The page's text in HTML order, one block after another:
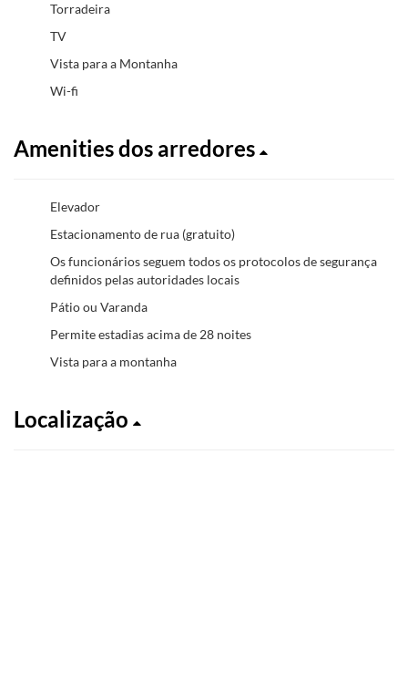
Torradeira
TV
Vista para a Montanha
Wi-fi
Amenities dos arredores
Elevador
Estacionamento de rua (gratuito)
Os funcionários seguem todos os protocolos de segurança
definidos pelas autoridades locais
Pátio ou Varanda
Permite estadias acima de 28 noites
Vista para a montanha
Localização